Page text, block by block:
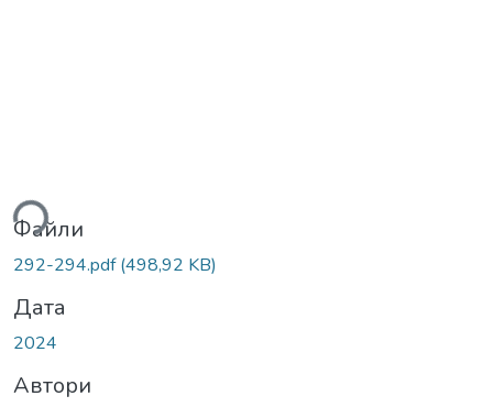
Файли
292-294.pdf(498,92 KB)
Дата
2024
Автори